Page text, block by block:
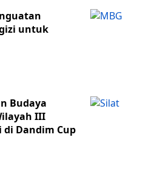
untuk
Budaya
III
di Dandim Cup